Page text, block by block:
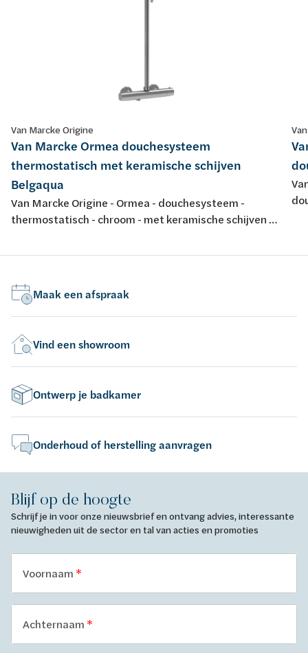
Van Marcke Origine
Van Marcke Ormea douchesysteem
thermostatisch met keramische schijven
Belgaqua
Van Marcke Origine - Ormea - douchesysteem -
thermostatisch - chroom - met keramische schijven -
safety stop - 11l/min - ACS - Belgaqua
Maak een afspraak
Vind een showroom
Ontwerp je badkamer
Onderhoud of herstelling aanvragen
Blijf op de hoogte
Schrijf je in voor onze nieuwsbrief en ontvang advies, interessante
nieuwigheden uit de sector en tal van acties en promoties
Voornaam
Achternaam